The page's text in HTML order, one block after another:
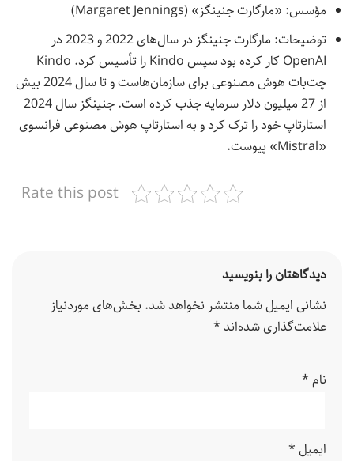
مؤسس: «مارگارت جنینگز» (Margaret Jennings)
توضیحات: مارگارت جنینگز در سال‌های 2022 و 2023 در
OpenAI کار کرده بود سپس Kindo را تأسیس کرد. Kindo
چت‌بات هوش مصنوعی برای سازمان‌هاست و تا سال 2024 بیش
از 27 میلیون دلار سرمایه جذب کرده است. جنینگز سال 2024
استارتاپ خود را ترک کرد و به استارتاپ هوش مصنوعی فرانسوی
«Mistral» پیوست.
Rate this post
دیدگاهتان را بنویسید
نشانی ایمیل شما منتشر نخواهد شد. بخش‌های موردنیاز
علامت‌گذاری شده‌اند *
نام *
ایمیل *